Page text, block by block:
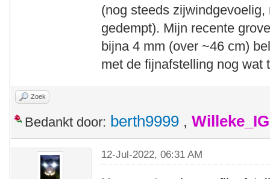
(nog steeds
gedempt). Mijn recente
bijna 4 mm (over ~46 cm)
met de fijnafstelling nog wat
Zoek
Bedankt door: berth9999 ,
12-Jul-2022, 06:31 AM